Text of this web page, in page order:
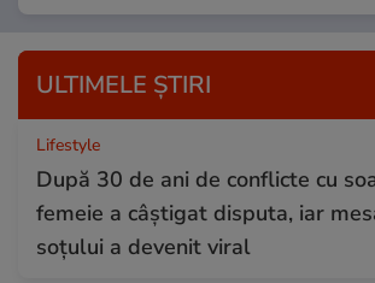
ULTIMELE ȘTIRI
Lifestyle
După 30 de ani de conflicte cu
femeie a câștigat disputa, iar
soțului a devenit viral